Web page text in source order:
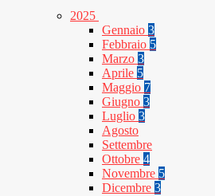
2025
Gennaio 3
Febbraio 5
Marzo 3
Aprile 5
Maggio 7
Giugno 3
Luglio 3
Agosto
Settembre
Ottobre 4
Novembre 5
Dicembre 3